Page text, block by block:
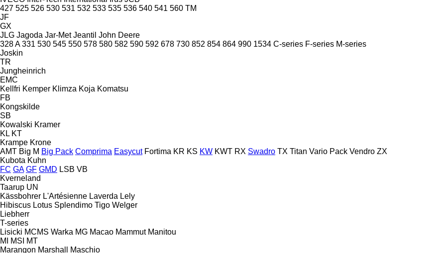
427 525 526 530 531 532 533 535 536 540 541 560 TM
JF
GX
JLG Jagoda Jar-Met Jeantil John Deere
328 A 331 530 545 550 578 580 582 590 592 678 730 852 854 864 990 1534 C-series F-series M-series
Joskin
TR
Jungheinrich
EMC
Kellfri Kemper Klimza Koja Komatsu
FB
Kongskilde
SB
Kowalski Kramer
KL KT
Krampe Krone
AMT Big M Big Pack Comprima Easycut Fortima KR KS KW KWT RX Swadro TX Titan Vario Pack Vendro ZX
Kubota Kuhn
FC GA GF GMD LSB VB
Kverneland
Taarup UN
Kässbohrer L'Artésienne Laverda Lely
Hibiscus Lotus Splendimo Tigo Welger
Liebherr
T-series
Lisicki MCMS Warka MG Macao Mammut Manitou
MI
MSI
MT
Marangon Marshall
Maschio